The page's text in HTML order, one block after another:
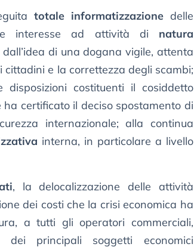
totale informatizzazionedelle
interesse ad attività di natura
di una dogana vigile, attenta
cittadini e la correttezza degli scambi;
disposizioni costituenti il cosiddetto
ha certificato il deciso spostamento di
internazionale; alla continua
interna, in particolare a livello
, la delocalizzazione delle attività
dei costi che la crisi economica ha
a tutti gli operatori commerciali,
dei principali soggetti economici